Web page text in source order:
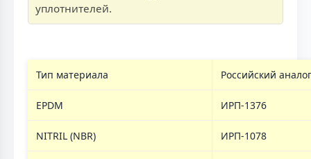
уплотнителей.
Тип материала Российский аналог
EPDM ИРП-1376
NITRIL (NBR) ИРП-1078